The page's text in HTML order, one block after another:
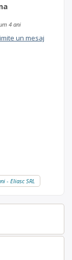
4 ani
un mesaj
- Eliasc SRL